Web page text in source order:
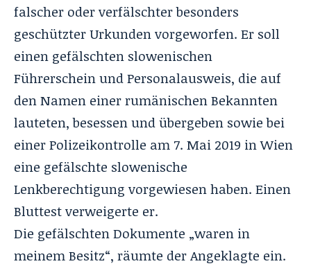
falscher oder verfälschter besonders
geschützter Urkunden vorgeworfen. Er soll
einen gefälschten slowenischen
Führerschein und Personalausweis, die auf
den Namen einer rumänischen Bekannten
lauteten, besessen und übergeben sowie bei
einer Polizeikontrolle am 7. Mai 2019 in Wien
eine gefälschte slowenische
Lenkberechtigung vorgewiesen haben. Einen
Bluttest verweigerte er.
Die gefälschten Dokumente „waren in
meinem Besitz“, räumte der Angeklagte ein.